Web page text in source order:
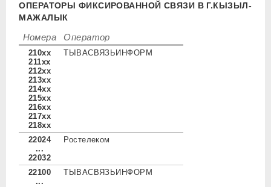
ОПЕРАТОРЫ ФИКСИРОВАННОЙ СВЯЗИ В Г.КЫЗЫЛ-
МАЖАЛЫК
Номера Оператор
210xx
211xx
212xx
213xx
214xx
215xx
216xx
217xx
218xx
ТЫВАСВЯЗЬИНФОРМ
22024
...
22032
Ростелеком
22100
...
ТЫВАСВЯЗЬИНФОРМ